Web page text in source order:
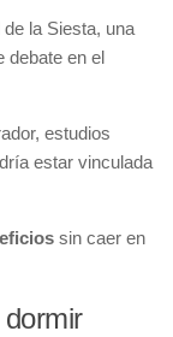
la Siesta, una
debate en el
estudios
estar vinculada
sin caer en